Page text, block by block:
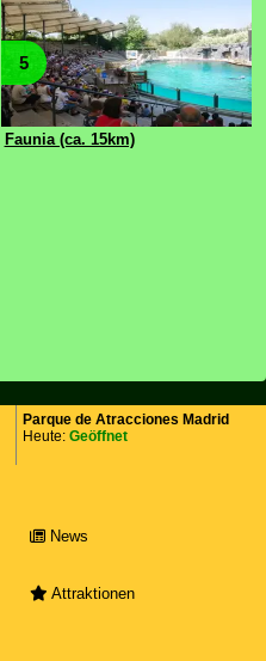
5
Faunia (ca. 15km)
Parque de Atracciones Madrid
Heute: Geöffnet
News
Attraktionen